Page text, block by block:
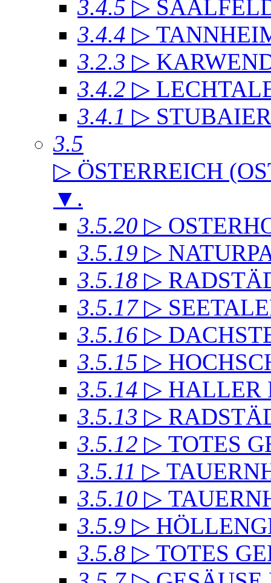
3.4.5 ▷
3.4.4 ▷
3.2.3 ▷
3.4.2 ▷
3.4.1 ▷
3.5
▷ ÖSTERREICH
▼ .
3.5.20 ▷
3.5.19 ▷
3.5.18 ▷
3.5.17 ▷
3.5.16 ▷
3.5.15 ▷
3.5.14 ▷ HALLER
3.5.13 ▷
3.5.12 ▷ TOTES
3.5.11 ▷
3.5.10 ▷
3.5.9 ▷
3.5.8 ▷ TOTES